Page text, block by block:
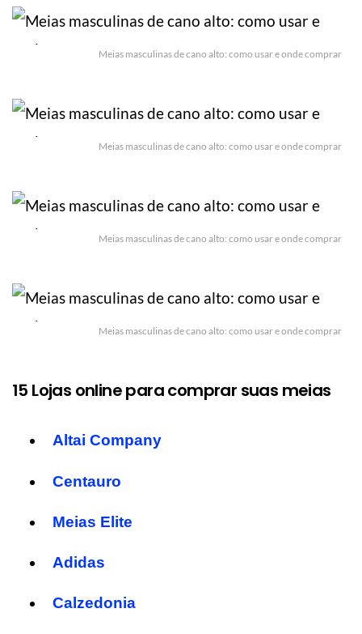
Meias masculinas de cano alto: como usar e onde comprar
Meias masculinas de cano alto: como usar e onde comprar
Meias masculinas de cano alto: como usar e onde comprar
Meias masculinas de cano alto: como usar e onde comprar
15 Lojas online para comprar suas meias
Altai Company
Centauro
Meias Elite
Adidas
Calzedonia